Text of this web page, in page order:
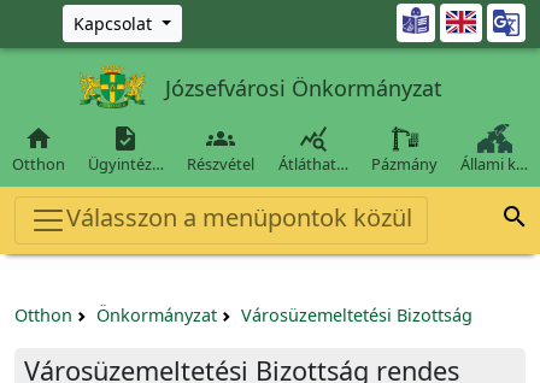
Ugrás a fő tartalomra
Kapcsolat 
Józsefvárosi Önkormányzat

Otthon

Ügyintéz…

Részvétel

Átláthat… Pázmány Állami k…
Válasszon a menüpontok közül 
Otthon Önkormányzat Városüzemeltetési Bizottság
Városüzemeltetési Bizottság rendes